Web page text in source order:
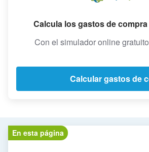
Calcula los gastos de
Con el simulador online
Calcular gastos de
En esta página